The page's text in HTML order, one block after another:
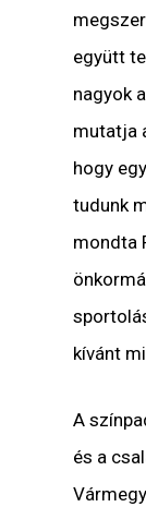
együtt
nagyok
mutatja
hogy
tudunk
mondta
kívánt
A
és a